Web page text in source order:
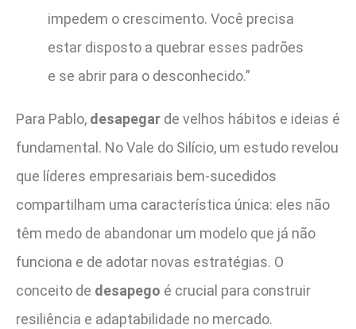
impedem o crescimento. Você precisa
estar disposto a quebrar esses padrões
e se abrir para o desconhecido.”
Para Pablo, desapegar de velhos hábitos e ideias é
fundamental. No Vale do Silício, um estudo revelou
que líderes empresariais bem-sucedidos
compartilham uma característica única: eles não
têm medo de abandonar um modelo que já não
funciona e de adotar novas estratégias. O
conceito de desapego é crucial para construir
resiliência e adaptabilidade no mercado.